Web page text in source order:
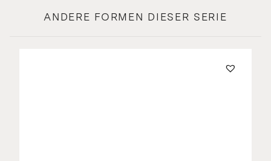
ANDERE FORMEN DIESER SERIE